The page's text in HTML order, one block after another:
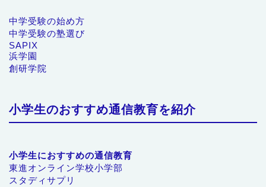
中学受験の始め方
中学受験の塾選び
SAPIX
浜学園
創研学院
小学生のおすすめ通信教育を紹介
小学生におすすめの通信教育
東進オンライン学校小学部
スタディサプリ